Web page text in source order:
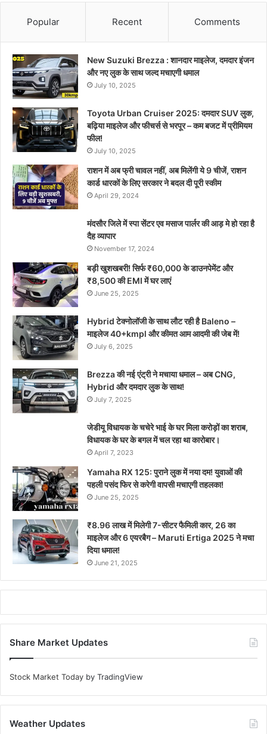
Popular Recent Comments
New Suzuki Brezza : शानदार माइलेज, दमदार इंजन
और नए लुक के साथ जल्द मचाएगी धमाल
July 10, 2025
Toyota Urban Cruiser 2025: दमदार SUV लुक,
बढ़िया माइलेज और फीचर्स से भरपूर – कम बजट में प्रीमियम
फील!
July 10, 2025
राशन में अब फ्री चावल नहीं, अब मिलेंगी ये 9 चीजें, राशन
कार्ड धारकों के लिए सरकार ने बदल दी पूरी स्कीम
April 29, 2024
मंदसौर जिले में स्पा सेंटर एव मसाज पार्लर की आड़ मे हो रहा है
दैह व्यापार
November 17, 2024
बड़ी खुशखबरी! सिर्फ ₹60,000 के डाउनपेमेंट और
₹8,500 की EMI में घर लाएं
June 25, 2025
Hybrid टेक्नोलॉजी के साथ लौट रही है Baleno –
माइलेज 40+kmpl और कीमत आम आदमी की जेब में!
July 6, 2025
Brezza की नई एंट्री ने मचाया धमाल – अब CNG,
Hybrid और दमदार लुक के साथ!
July 7, 2025
जेडीयू विधायक के चचेरे भाई के घर मिला करोड़ों का शराब,
विधायक के घर के बगल में चल रहा था कारोबार।
April 7, 2023
Yamaha RX 125: पुराने लुक में नया दम! युवाओं की
पहली पसंद फिर से करेगी वापसी मचाएगी तहलका!
June 25, 2025
₹8.96 लाख में मिलेगी 7-सीटर फैमिली कार, 26 का
माइलेज और 6 एयरबैग – Maruti Ertiga 2025 ने मचा
दिया धमाल!
June 21, 2025
Share Market Updates
Stock Market Today by TradingView
Weather Updates